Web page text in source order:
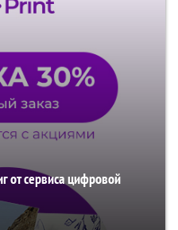
от сервиса цифровой